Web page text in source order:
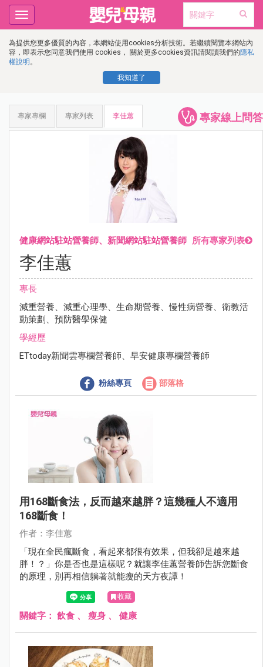
為提供您更多優質的內容，本網站使用cookies分析技術。若繼續閱覽本網站內
容，即表示您同意我們使用 cookies， 關於更多cookies資訊請閱讀我們的隱私
權說明 。
我知道了
Toggle
navigation
專家線上問答
專家專欄 專家列表 李佳蕙
健康網站駐站營養師、新聞網站駐站營養師 所有專家列表
李佳蕙
專長
減重營養、減重心理學、生命期營養、慢性病營養、衛教活
動策劃、預防醫學保健
學經歷
ETtoday新聞雲專欄營養師、早安健康專欄營養師
粉絲專頁 部落格
用168斷食法，反而越來越胖？這幾種人不適用
168斷食！
作者：李佳蕙
「現在全民瘋斷食，看起來都很有效果，但我卻是越來越
胖！？」你是否也是這樣呢？就讓李佳蕙營養師告訴您斷食
的原理，別再相信躺著就能瘦的天方夜譚！
收藏
關鍵字： 飲食 、 瘦身 、 健康